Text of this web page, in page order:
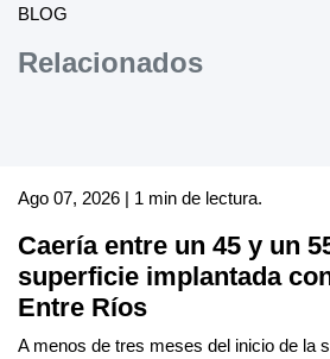
BLOG
Relacionados
Ago 07, 2026 | 1 min de lectura.
Caería entre un 45 y un
superficie implantada
Entre Ríos
A menos de tres meses del inicio de la